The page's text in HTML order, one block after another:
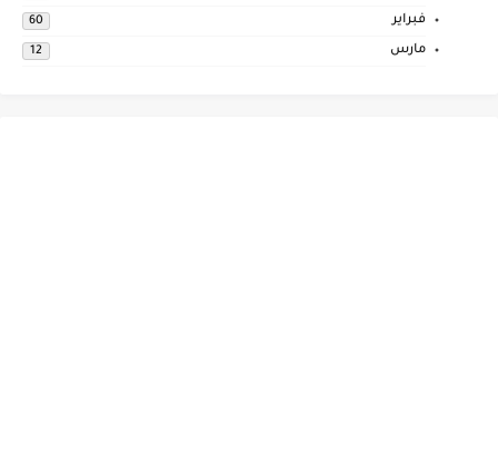
فبراير 60
مارس 12